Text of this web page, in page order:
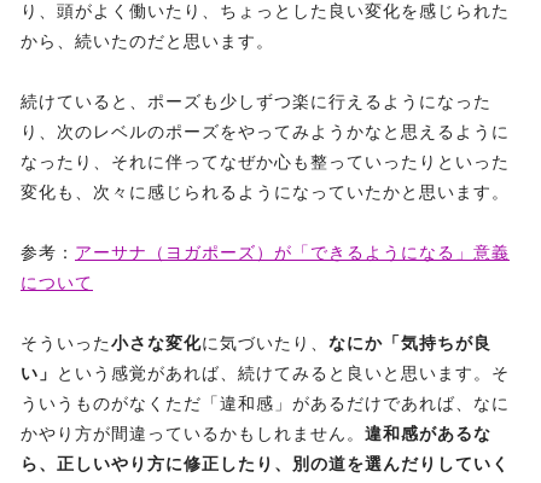
り、頭がよく働いたり、ちょっとした良い変化を感じられた
から、続いたのだと思います。
続けていると、ポーズも少しずつ楽に行えるようになった
り、次のレベルのポーズをやってみようかなと思えるように
なったり、それに伴ってなぜか心も整っていったりといった
変化も、次々に感じられるようになっていたかと思います。
参考： アーサナ（ヨガポーズ）が「できるようになる」意義
について
そういった小さな変化に気づいたり、 なにか「気持ちが良
い」
という感覚があれば、続けてみると良いと思います。そ
ういうものがなくただ「違和感」があるだけであれば、なに
かやり方が間違っているかもしれません。 違和感があるな
ら、正しいやり方に修正したり、別の道を選んだりしていく